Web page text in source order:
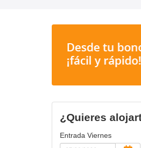
¿Quieres
Entrada Viernes